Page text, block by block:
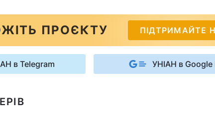
ПРОЄКТУ ПІДТРИМАЙТЕ
в Telegram УНІАН в Google